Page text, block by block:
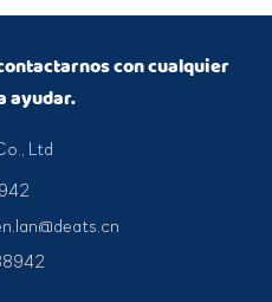
con cualquier
ayudar.
Ltd